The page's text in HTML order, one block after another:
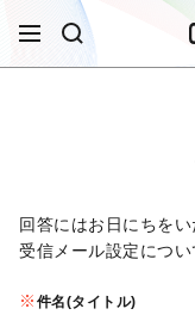
回答にはお日にちをい
受信メール設定につい
件名(タイトル)